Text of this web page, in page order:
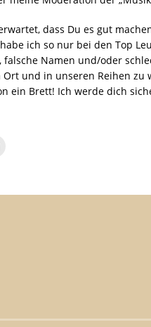
dass Du es gut
ich so nur bei den Top
Namen und/oder
Ort und in unseren Reihen
ein Brett! Ich werde dich